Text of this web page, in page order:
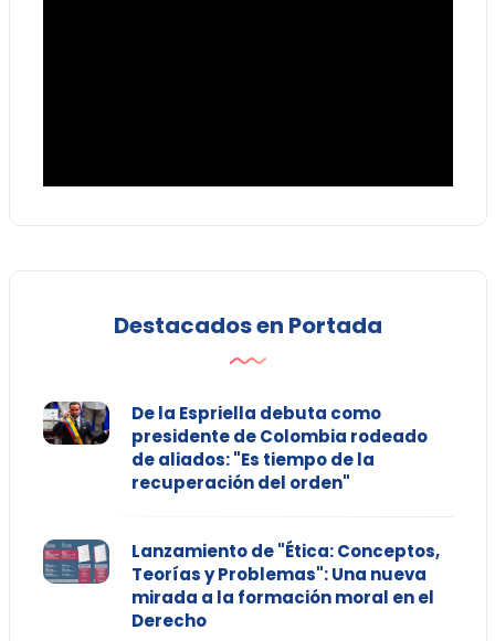
Destacados en Portada
De la Espriella debuta como
presidente de Colombia rodeado
de aliados: "Es tiempo de la
recuperación del orden"
Lanzamiento de "Ética: Conceptos,
Teorías y Problemas": Una nueva
mirada a la formación moral en el
Derecho